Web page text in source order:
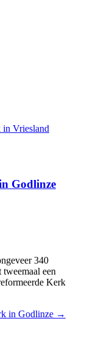
in Vriesland
Godlinze
340
een
Kerk
in Godlinze →